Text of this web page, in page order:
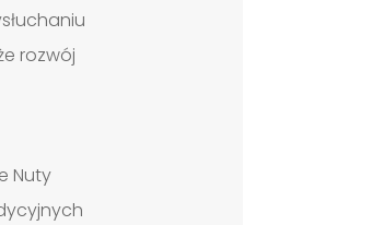
rozwój
Nuty